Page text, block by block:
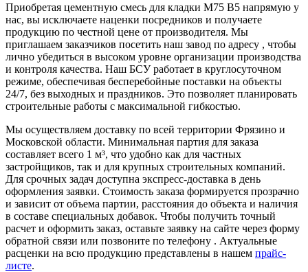
Приобретая цементную смесь для кладки М75 B5 напрямую у
нас, вы исключаете наценки посредников и получаете
продукцию по честной цене от производителя. Мы
приглашаем заказчиков посетить наш завод по адресу , чтобы
лично убедиться в высоком уровне организации производства
и контроля качества. Наш БСУ работает в круглосуточном
режиме, обеспечивая бесперебойные поставки на объекты
24/7, без выходных и праздников. Это позволяет планировать
строительные работы с максимальной гибкостью.
Мы осуществляем доставку по всей территории Фрязино и
Московской области. Минимальная партия для заказа
составляет всего 1 м³, что удобно как для частных
застройщиков, так и для крупных строительных компаний.
Для срочных задач доступна экспресс-доставка в день
оформления заявки. Стоимость заказа формируется прозрачно
и зависит от объема партии, расстояния до объекта и наличия
в составе специальных добавок. Чтобы получить точный
расчет и оформить заказ, оставьте заявку на сайте через форму
обратной связи или позвоните по телефону . Актуальные
расценки на всю продукцию представлены в нашем прайс-
листе.